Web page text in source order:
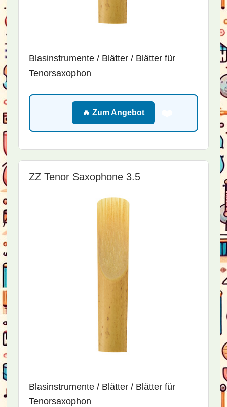
Blasinstrumente / Blätter / Blätter für
Tenorsaxophon
🔥 Zum Angebot
ZZ Tenor Saxophone 3.5
Blasinstrumente / Blätter / Blätter für
Tenorsaxophon